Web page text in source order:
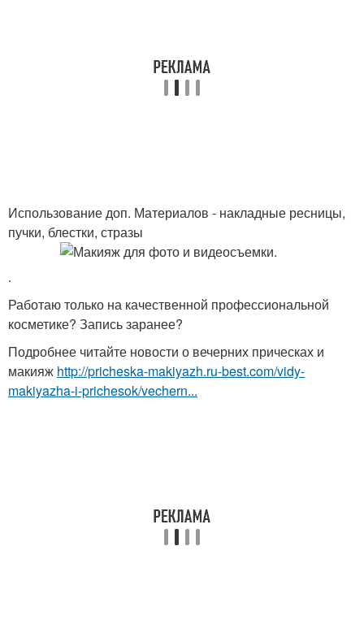
Использование доп. Материалов - накладные ресницы,
пучки, блестки, стразы
.
Работаю только на качественной профессиональной
косметике? Запись заранее?
Подробнее читайте новости о вечерних прическах и
макияж http://pricheska-makiyazh.ru-best.com/vidy-
makiyazha-i-prichesok/vechern...